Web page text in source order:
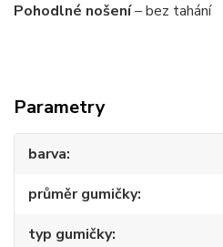
Pohodlné nošení– bez tahání
Parametry
barva
průměr gumičky
typ gumičky